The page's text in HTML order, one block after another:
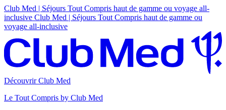
Club Med | Séjours Tout Compris haut de gamme ou voyage all-
inclusive Club Med | Séjours Tout Compris haut de gamme ou
voyage all-inclusive
Découvrir Club Med
Le Tout Compris by Club Med